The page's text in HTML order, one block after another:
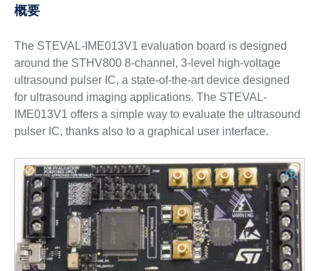
概要
The STEVAL-IME013V1 evaluation board is designed
around the STHV800 8-channel, 3-level high-voltage
ultrasound pulser IC, a state-of-the-art device designed
for ultrasound imaging applications. The STEVAL-
IME013V1 offers a simple way to evaluate the ultrasound
pulser IC, thanks also to a graphical user interface.